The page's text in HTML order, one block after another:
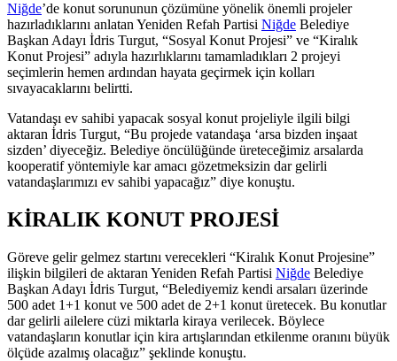
Niğde’de konut sorununun çözümüne yönelik önemli projeler
hazırladıklarını anlatan Yeniden Refah Partisi Niğde Belediye
Başkan Adayı İdris Turgut, “Sosyal Konut Projesi” ve “Kiralık
Konut Projesi” adıyla hazırlıklarını tamamladıkları 2 projeyi
seçimlerin hemen ardından hayata geçirmek için kolları
sıvayacaklarını belirtti.
Vatandaşı ev sahibi yapacak sosyal konut projeliyle ilgili bilgi
aktaran İdris Turgut, “Bu projede vatandaşa ‘arsa bizden inşaat
sizden’ diyeceğiz. Belediye öncülüğünde üreteceğimiz arsalarda
kooperatif yöntemiyle kar amacı gözetmeksizin dar gelirli
vatandaşlarımızı ev sahibi yapacağız” diye konuştu.
KİRALIK KONUT PROJESİ
Göreve gelir gelmez startını verecekleri “Kiralık Konut Projesine”
ilişkin bilgileri de aktaran Yeniden Refah Partisi Niğde Belediye
Başkan Adayı İdris Turgut, “Belediyemiz kendi arsaları üzerinde
500 adet 1+1 konut ve 500 adet de 2+1 konut üretecek. Bu konutlar
dar gelirli ailelere cüzi miktarla kiraya verilecek. Böylece
vatandaşların konutlar için kira artışlarından etkilenme oranını büyük
ölçüde azalmış olacağız” şeklinde konuştu.